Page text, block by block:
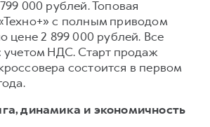
000 рублей. Топовая
с полным приводом
цене 2 899 000 рублей. Все
учетом НДС. Старт продаж
состоится в первом
динамика и экономичность